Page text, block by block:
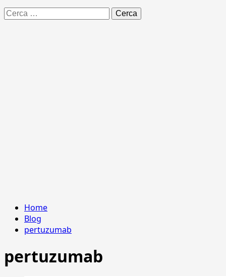
Ricerca
per:
Home
Blog
pertuzumab
pertuzumab